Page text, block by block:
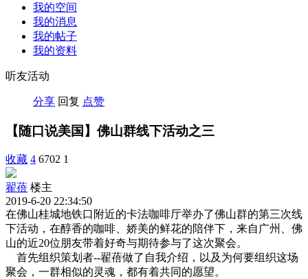
我的空间
我的消息
我的帖子
我的资料
听友活动
分享 回复 点赞
【随口说美国】佛山群线下活动之三
收藏 4 6702 1
翟蓓 楼主
2019-6-20 22:34:50
在佛山桂城地铁口附近的卡法咖啡厅举办了佛山群的第三次线
下活动，在醇香的咖啡、娇美的鲜花的陪伴下，来自广州、佛
山的近20位朋友带着好奇与期待参与了这次聚会。
首先组织策划者--翟蓓做了自我介绍，以及为何要组织这场
聚会，一群相似的灵魂，都有着共同的愿望。